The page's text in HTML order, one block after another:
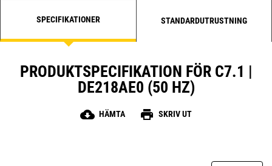
SPECIFIKATIONER STANDARDUTRUSTNING
PRODUKTSPECIFIKATION FÖR C7.1 |
DE218AE0 (50 HZ)
cloud_download HÄMTA print SKRIV UT